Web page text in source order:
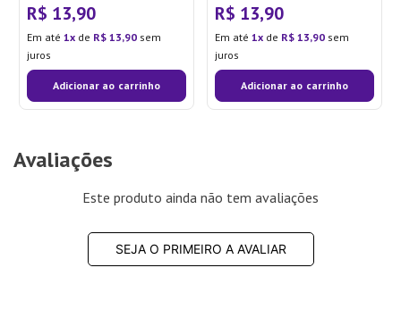
R$ 13,90
Em até 1 de R$ 13,90 sem
juros
Adicionar ao carrinho
R$ 13,90
Em até 1 de R$ 13,90 sem
juros
Adicionar ao carrinho
Avaliações
Este produto ainda não tem avaliações
SEJA O PRIMEIRO A AVALIAR